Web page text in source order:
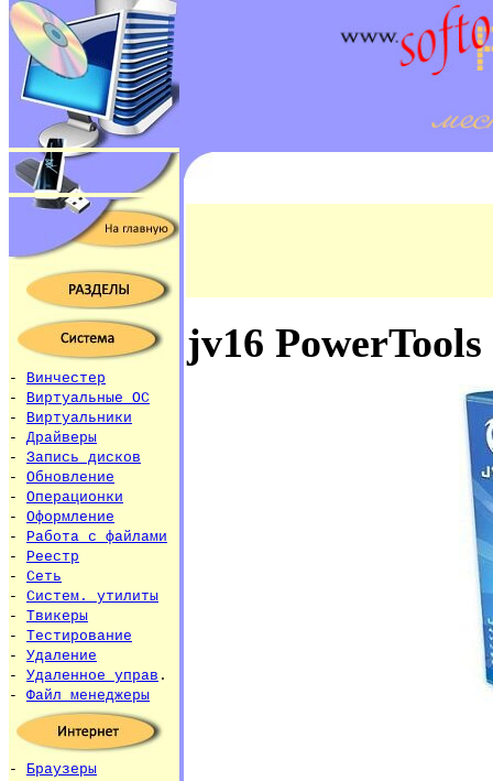
- Винчестер
- Виртуальные ОС
- Виртуальники
- Драйверы
- Запись дисков
- Обновление
- Операционки
- Оформление
- Работа с файлами
- Реестр
- Сеть
- Систем. утилиты
- Твикеры
- Тестирование
- Удаление
- Удаленное управ .
- Файл менеджеры
- Браузеры
jv16 PowerTools